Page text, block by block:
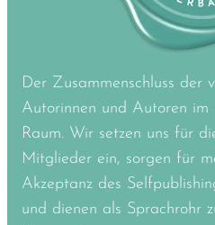
Der Zusammenschluss der
Autorinnen und Autoren im
Raum. Wir setzen uns für
Mitglieder ein, sorgen für
Akzeptanz des
und dienen als Sprachrohr